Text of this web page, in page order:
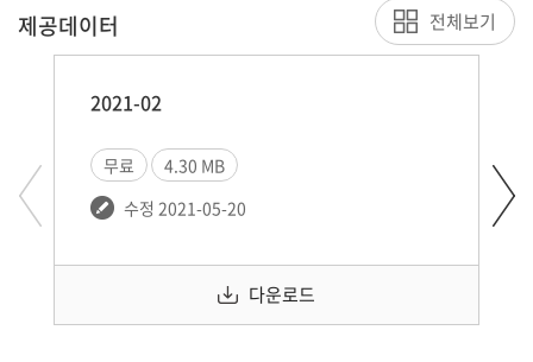
제공데이터
2021-02
무료
4.30 MB
수정 2021-05-20
다운로드
전체보기